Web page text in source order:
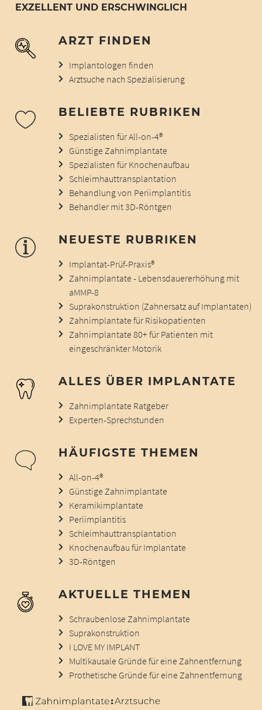
EXZELLENT UND ERSCHWINGLICH
ARZT FINDEN
Implantologen finden
Arztsuche nach Spezialisierung
BELIEBTE RUBRIKEN
Spezialisten für All-on-4®
Günstige Zahnimplantate
Spezialisten für Knochenaufbau
Schleimhauttransplantation
Behandlung von Periimplantitis
Behandler mit 3D-Röntgen
NEUESTE RUBRIKEN
Implantat-Prüf-Praxis®
Zahnimplantate - Lebensdauererhöhung mit
aMMP-8
Suprakonstruktion (Zahnersatz auf Implantaten)
Zahnimplantate für Risikopatienten
Zahnimplantate 80+ für Patienten mit
eingeschränkter Motorik
ALLES ÜBER IMPLANTATE
Zahnimplantate Ratgeber
Experten-Sprechstunden
HÄUFIGSTE THEMEN
All-on-4®
Günstige Zahnimplantate
Keramikimplantate
Periimplantitis
Schleimhauttransplantation
Knochenaufbau für Implantate
3D-Röntgen
AKTUELLE THEMEN
Schraubenlose Zahnimplantate
Suprakonstruktion
I LOVE MY IMPLANT
Multikausale Gründe für eine Zahnentfernung
Prothetische Gründe für eine Zahnentfernung